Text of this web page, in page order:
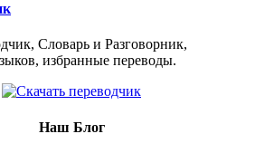
Словарь и Разговорник,
избранные переводы.
Наш Блог